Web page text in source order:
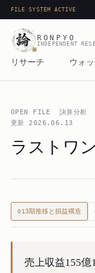
FILE SYSTEM ACTIVE
RONPYO
INDEPENDENT
リサーチ ウォ
OPEN FILE 決算分析
更新 2026.06.13
ラストワ
013期推移と損益構造
売上収益155億